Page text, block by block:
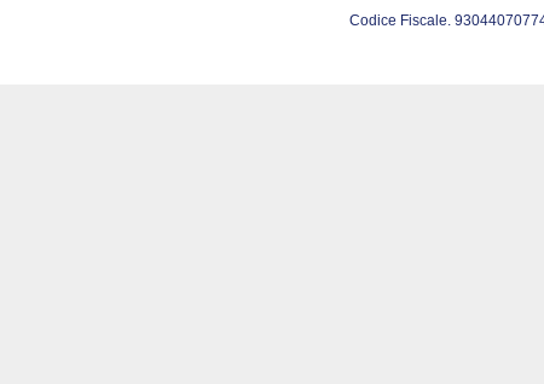
Codice Fiscale.